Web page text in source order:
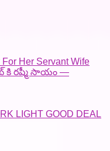
Her Servant Wife
కి రష్మీ సాయం —
LIGHT GOOD DEAL